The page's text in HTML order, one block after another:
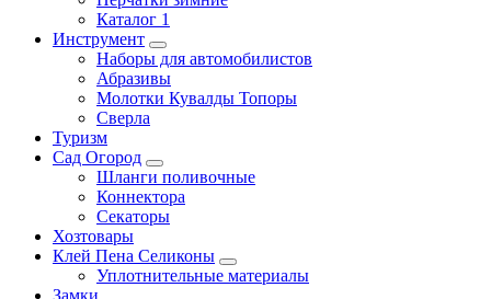
Каталог 1
Инструмент
Наборы для автомобилистов
Абразивы
Молотки Кувалды Топоры
Сверла
Туризм
Сад Огород
Шланги поливочные
Коннектора
Секаторы
Хозтовары
Клей Пена Селиконы
Уплотнительные материалы
Замки